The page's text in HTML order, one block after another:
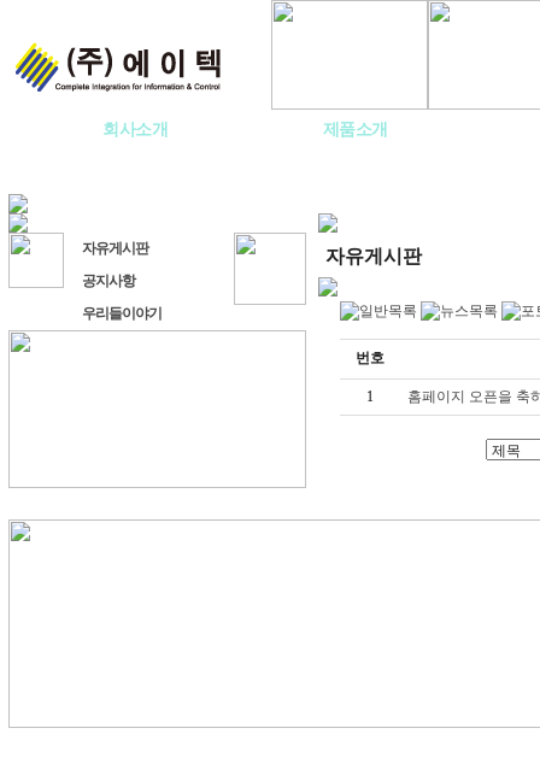
회사소개 제품소개
자유게시판
공지사항
우리들이야기
자유게시판
번호
1 홈페이지 오픈을 축